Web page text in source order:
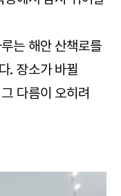
는 해안 산책로를
. 장소가 바뀔
다름이 오히려